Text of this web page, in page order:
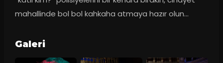
mahallinde bol bol kahkaha atmaya hazır olun...
Galeri